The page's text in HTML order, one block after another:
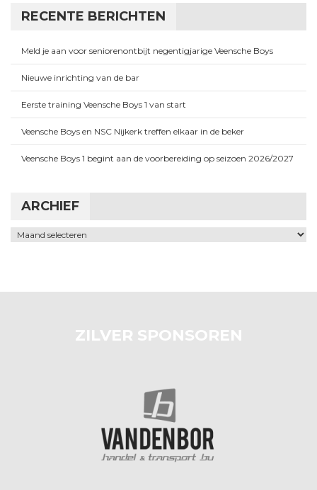
RECENTE BERICHTEN
Meld je aan voor seniorenontbijt negentigjarige Veensche Boys
Nieuwe inrichting van de bar
Eerste training Veensche Boys 1 van start
Veensche Boys en NSC Nijkerk treffen elkaar in de beker
Veensche Boys 1 begint aan de voorbereiding op seizoen 2026/2027
ARCHIEF
Archief
ZILVER SPONSOREN